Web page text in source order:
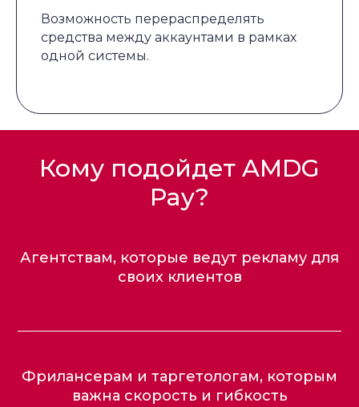
Возможность перераспределять
средства между аккаунтами в рамках
одной системы.
Кому подойдет AMDG
Pay?
Агентствам, которые ведут рекламу для
своих клиентов
Фрилансерам и таргетологам, которым
важна скорость и гибкость